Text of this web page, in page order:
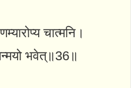
चात्मनि।
भवेत्॥36॥